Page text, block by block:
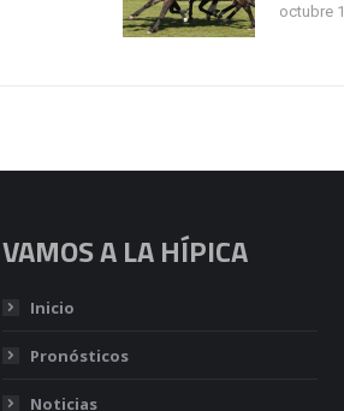
octubre
VAMOS A LA HÍPICA
Inicio
Pronósticos
Noticias